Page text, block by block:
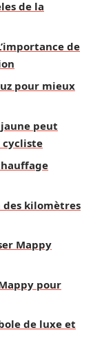
de la
de
pour mieux
peut
des kilomètres
Mappy
pour
de luxe et